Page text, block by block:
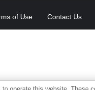
of Use Contact Us